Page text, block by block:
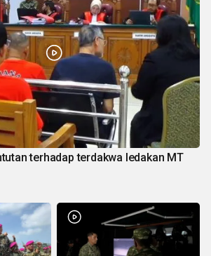
terhadap terdakwa ledakan MT